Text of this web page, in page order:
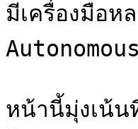
มีเครื่องมือ
หน้านี้มุ่งเน้